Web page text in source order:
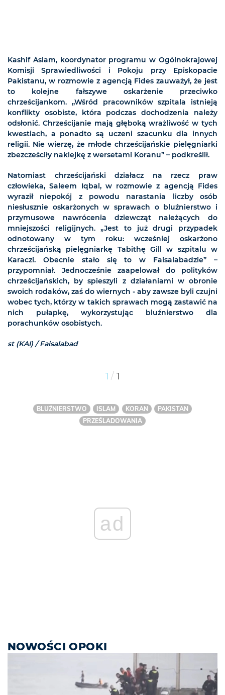
Kashif Aslam, koordynator programu w Ogólnokrajowej
Komisji Sprawiedliwości i Pokoju przy Episkopacie
Pakistanu, w rozmowie z agencją Fides zauważył, że jest
to kolejne fałszywe oskarżenie przeciwko
chrześcijankom. „Wśród pracowników szpitala istnieją
konflikty osobiste, która podczas dochodzenia należy
odsłonić. Chrześcijanie mają głęboką wrażliwość w tych
kwestiach, a ponadto są uczeni szacunku dla innych
religii. Nie wierzę, że młode chrześcijańskie pielęgniarki
zbezcześciły naklejkę z wersetami Koranu” – podkreślił.
Natomiast chrześcijański działacz na rzecz praw
człowieka, Saleem Iqbal, w rozmowie z agencją Fides
wyraził niepokój z powodu narastania liczby osób
niesłusznie oskarżonych w sprawach o bluźnierstwo i
przymusowe nawrócenia dziewcząt należących do
mniejszości religijnych. „Jest to już drugi przypadek
odnotowany w tym roku: wcześniej oskarżono
chrześcijańską pielęgniarkę Tabithę Gill w szpitalu w
Karaczi. Obecnie stało się to w Faisalabadzie” –
przypomniał. Jednocześnie zaapelował do polityków
chrześcijańskich, by spieszyli z działaniami w obronie
swoich rodaków, zaś do wiernych - aby zawsze byli czujni
wobec tych, którzy w takich sprawach mogą zastawić na
nich pułapkę, wykorzystując bluźnierstwo dla
porachunków osobistych.
st (KAI) / Faisalabad
1 / 1
BLUŹNIERSTWO ISLAM KORAN
PAKISTAN
PRZEŚLADOWANIA
ad
NOWOŚCI OPOKI